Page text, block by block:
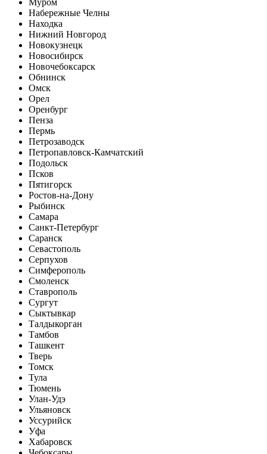
Муром
Набережные Челны
Находка
Нижний Новгород
Новокузнецк
Новосибирск
Новочебоксарск
Обнинск
Омск
Орел
Оренбург
Пенза
Пермь
Петрозаводск
Петропавловск-Камчатский
Подольск
Псков
Пятигорск
Ростов-на-Дону
Рыбинск
Самара
Санкт-Петербург
Саранск
Севастополь
Серпухов
Симферополь
Смоленск
Ставрополь
Сургут
Сыктывкар
Талдыкорган
Тамбов
Ташкент
Тверь
Томск
Тула
Тюмень
Улан-Удэ
Ульяновск
Уссурийск
Уфа
Хабаровск